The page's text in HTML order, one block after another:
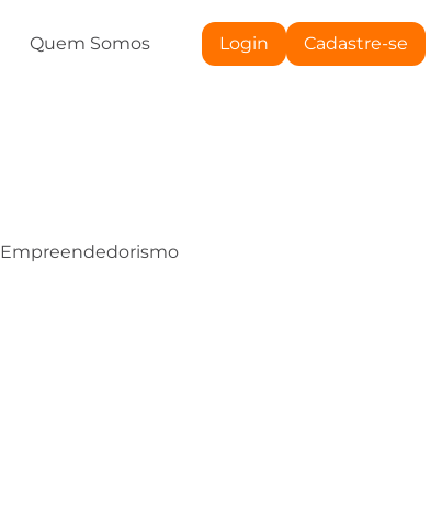
Quem Somos Login Cadastre-se
Empreendedorismo